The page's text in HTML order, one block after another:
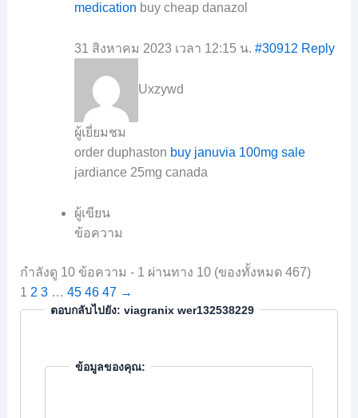
medication buy cheap danazol
31 สิงหาคม 2023 เวลา 12:15 น. #30912 Reply
Uxzywd
ผู้เยี่ยมชม
order duphaston buy januvia 100mg sale
jardiance 25mg canada
ผู้เขียน
ข้อความ
กำลังดู 10 ข้อความ - 1 ผ่านทาง 10 (ของทั้งหมด 467)
1 2 3 … 45 46 47 →
ตอบกลับไปยัง: viagranix wer132538229
ข้อมูลของคุณ: